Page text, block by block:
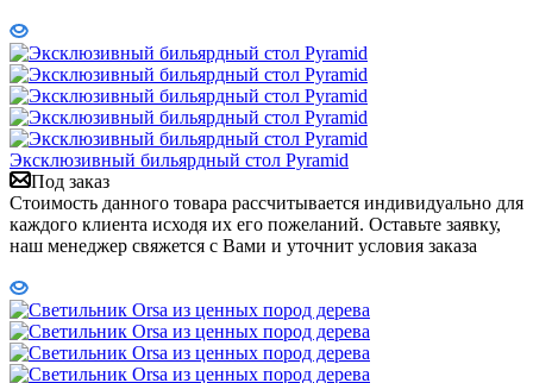
Эксклюзивный бильярдный стол Pyramid
Под заказ
Стоимость данного товара рассчитывается индивидуально для
каждого клиента исходя их его пожеланий. Оставьте заявку,
наш менеджер свяжется с Вами и уточнит условия заказа